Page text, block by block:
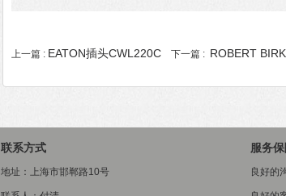
上一篇 : EATON插头CWL220C 下一篇 : ROBERT
联系方式
地址：上海市邯郸路10号
服务
良好的